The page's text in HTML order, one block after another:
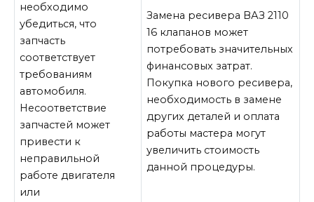
необходимо
убедиться, что
запчасть
соответствует
требованиям
автомобиля.
Несоответствие
запчастей может
привести к
неправильной
работе двигателя
или
Замена ресивера ВАЗ 2110
16 клапанов может
потребовать значительных
финансовых затрат.
Покупка нового ресивера,
необходимость в замене
других деталей и оплата
работы мастера могут
увеличить стоимость
данной процедуры.